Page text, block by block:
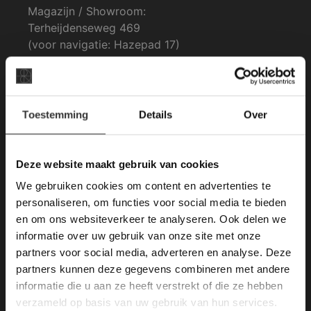
Toestemming Details Over
Deze website maakt gebruik van cookies
We gebruiken cookies om content en advertenties te
personaliseren, om functies voor social media te bieden
en om ons websiteverkeer te analyseren. Ook delen we
informatie over uw gebruik van onze site met onze
partners voor social media, adverteren en analyse. Deze
partners kunnen deze gegevens combineren met andere
informatie die u aan ze heeft verstrekt of die ze hebben
verzameld op basis van uw gebruik van hun services.
Magazijn / Showroom:
Terheijdenseweg 469
(voor navigatie: Hazepad 17)
4825 BK Breda
Openingstijden Breda:
Kantoor:
Ma. t/m Zat: 8:30 tot 17:00
Zondag gesloten.
Algemene voorwaarden
Mail ons
Deze website maakt
gebruik van cookies.
This Cookie Banner was deleted and is no
longer working. Please contact the website
administrator.
Deze website gebruikt cookies om de
gebruikerservaring te verbeteren. Door
gebruik te maken van onze website geeft u
toestemming voor alle cookies in
overeenstemming met ons cookiebeleid.Lees
verder
ALLES ACCEPTEREN